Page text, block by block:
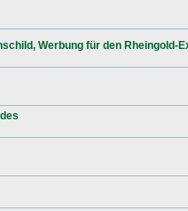
Werbung für den Rheingold-